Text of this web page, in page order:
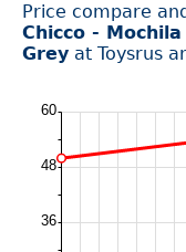
Price compare
Chicco -
Grey at Toysrus